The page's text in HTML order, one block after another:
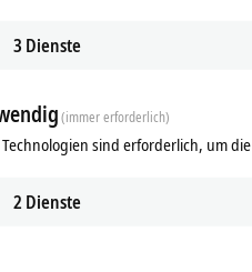
3 Dienste
(immer erforderlich)
Technologien sind erforderlich, um
2 Dienste